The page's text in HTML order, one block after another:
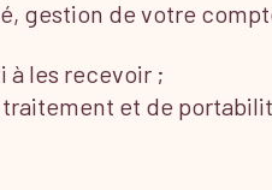
gestion de votre
à les recevoir ;
et de